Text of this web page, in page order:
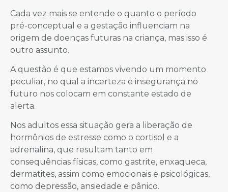
Cada vez mais se entende o quanto o período
pré-conceptual e a gestação influenciam na
origem de doenças futuras na criança, mas isso é
outro assunto.
A questão é que estamos vivendo um momento
peculiar, no qual a incerteza e insegurança no
futuro nos colocam em constante estado de
alerta.
Nos adultos essa situação gera a liberação de
hormônios de estresse como o cortisol e a
adrenalina, que resultam tanto em
consequências físicas, como gastrite, enxaqueca,
dermatites, assim como emocionais e psicológicas,
como depressão, ansiedade e pânico.